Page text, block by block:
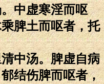
中虚寒淫而呕
脾土而呕者，托
中汤。脾虚自病
结伤脾而呕者，